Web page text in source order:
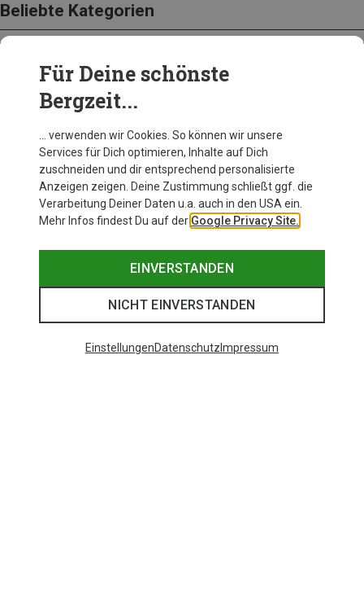
Beliebte Kategorien
BEKLEIDUNG
Für Deine schönste
Bergzeit...
… verwenden wir Cookies. So können wir unsere
Services für Dich optimieren, Inhalte auf Dich
zuschneiden und dir entsprechend personalisierte
Anzeigen zeigen. Deine Zustimmung schließt ggf. die
Verarbeitung Deiner Daten u.a. auch in den USA ein.
Mehr Infos findest Du auf der Google Privacy Site.
EINVERSTANDEN
NICHT EINVERSTANDEN
EinstellungenDatenschutz Impressum